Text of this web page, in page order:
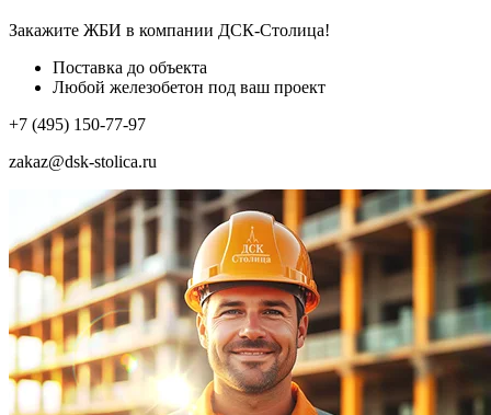
Закажите ЖБИ в компании ДСК-Столица!
Поставка до объекта
Любой железобетон под ваш проект
+7 (495) 150-77-97
zakaz@dsk-stolica.ru